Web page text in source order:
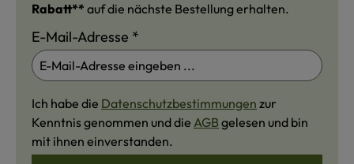
Rabatt** auf die nächste Bestellung erhalten.
E-Mail-Adresse *
Ich habe die Datenschutzbestimmungen zur
Kenntnis genommen und die AGB gelesen und bin
mit ihnen einverstanden.